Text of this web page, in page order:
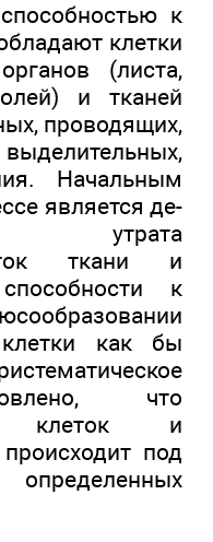
к
клетки
(листа,
и тканей
проводящих,
Начальным
является де-
утрата
ткани и
к
клетки как бы
что
клеток и
под